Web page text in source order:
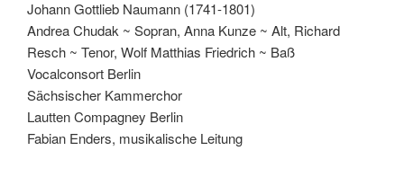
Johann Gottlieb Naumann (1741-1801)
Andrea Chudak ~ Sopran, Anna Kunze ~ Alt, Richard
Resch ~ Tenor, Wolf Matthias Friedrich ~ Baß
Vocalconsort Berlin
Sächsischer Kammerchor
Lautten Compagney Berlin
Fabian Enders, musikalische Leitung